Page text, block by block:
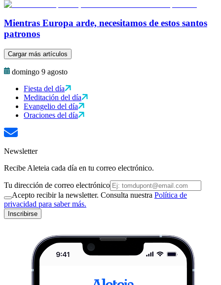
Mientras Europa arde, necesitamos de estos santos
patronos
Cargar más artículos
domingo 9 agosto
Fiesta del día
Meditación del día
Evangelio del día
Oraciones del día
Newsletter
Recibe Aleteia cada día en tu correo electrónico.
Tu dirección de correo electrónico
Acepto recibir la newsletter. Consulta nuestra Política de
privacidad para saber más.
Inscribirse